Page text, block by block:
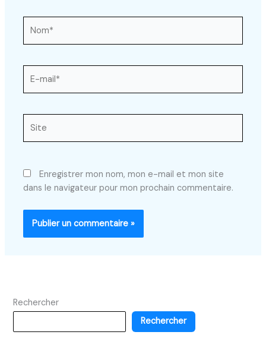
mail*
Enregistrer mon nom, mon e-mail et mon site
dans le navigateur pour mon prochain commentaire.
Rechercher
Rechercher